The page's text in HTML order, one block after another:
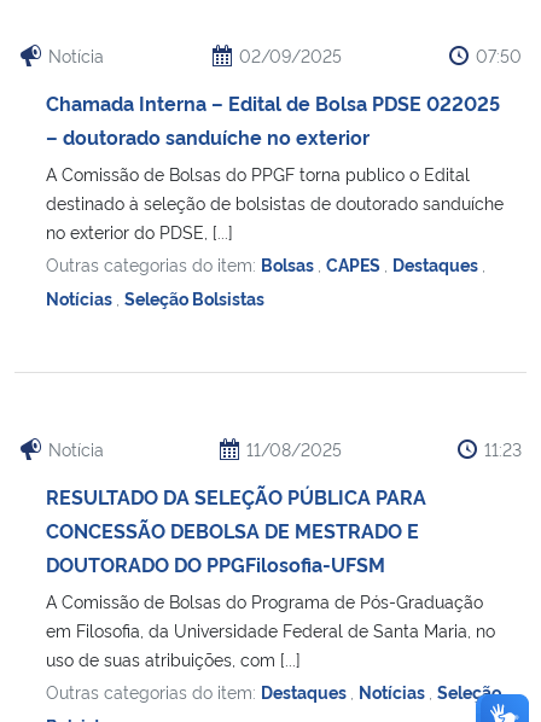
Notícia 02/09/2025 07:50
Chamada Interna – Edital de Bolsa PDSE 022025
– doutorado sanduíche no exterior
A Comissão de Bolsas do PPGF torna publico o Edital
destinado à seleção de bolsistas de doutorado sanduíche
no exterior do PDSE, [...]
Outras categorias do item: Bolsas CAPES Destaques
Notícias Seleção Bolsistas
Notícia 11/08/2025 11:23
RESULTADO DA SELEÇÃO PÚBLICA PARA
CONCESSÃO DEBOLSA DE MESTRADO E
DOUTORADO DO PPGFilosofia-UFSM
A Comissão de Bolsas do Programa de Pós-Graduação
em Filosofia, da Universidade Federal de Santa Maria, no
uso de suas atribuições, com [...]
Outras categorias do item: Destaques Notícias Seleção